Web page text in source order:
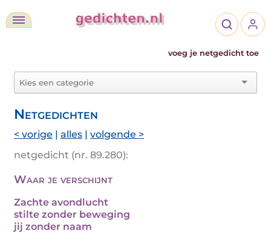
voeg je netgedicht toe
Netgedichten
< vorige | alles | volgende >
netgedicht (nr. 89.280):
Waar je verschijnt
Zachte avondlucht
stilte zonder beweging
jij zonder naam